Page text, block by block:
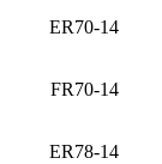
ER70-14
FR70-14
ER78-14